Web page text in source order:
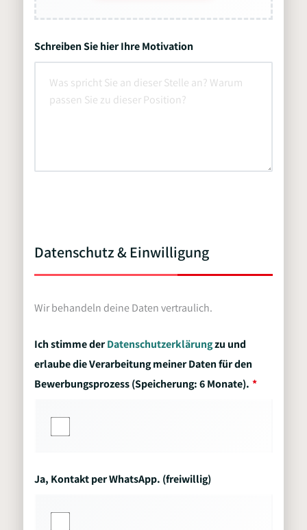
Schreiben Sie hier Ihre Motivation
Datenschutz & Einwilligung
Wir behandeln deine Daten vertraulich.
Ich stimme derDatenschutzerklärungzu und
erlaube die Verarbeitung meiner Daten für den
Bewerbungsprozess (Speicherung: 6 Monate).
Ja, Kontakt per WhatsApp. (freiwillig)